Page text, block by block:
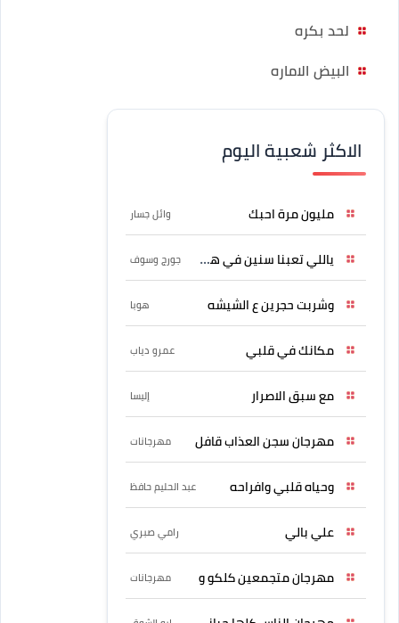
لحد بكره
البيض الاماره
الاكثر شعبية اليوم
مليون مرة احبك وائل جسار
ياللي تعبنا سنين في هواه جورج وسوف
وشربت حجرين ع الشيشه هوبا
مكانك في قلبي عمرو دياب
مع سبق الاصرار إليسا
مهرجان سجن العذاب قافل مهرجانات
وحياه قلبي وافراحه عبد الحليم حافظ
علي بالي رامي صبري
مهرجان متجمعين كلكو و مهرجانات